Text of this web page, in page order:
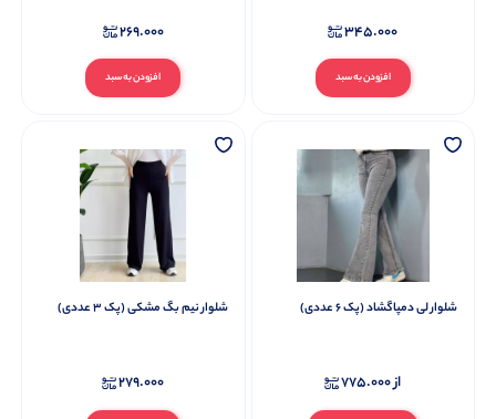
افزودن به سبد
345.000
افزودن به سبد
269.000
شلوار لی دمپاگشاد (پک 6 عددی)
از775.000
شلوار نیم بگ مشکی (پک 3 عددی)
279.000